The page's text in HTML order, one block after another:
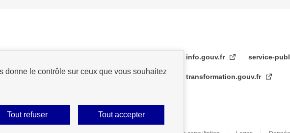
donne le contrôle sur ceux que vous souhaitez
Tout accepter
Tout refuser
info.gouv.fr service-
transformation.gouv.fr